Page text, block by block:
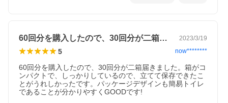
60回分を購入したので、30回分が二箱… 2023/3/19
5 now********
60回分を購入したので、30回分が二箱届きました。箱がコ
ンパクトで、しっかりしているので、立てて保存できたこ
とがうれしかったです。パッケージデザインも簡易トイレ
であることが分かりやすくGOODです!